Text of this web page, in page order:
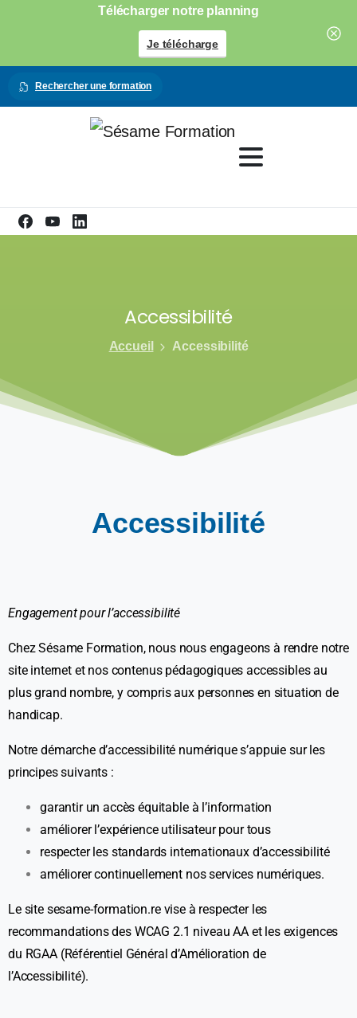
Télécharger notre planning
Je télécharge
Rechercher une formation
Accessibilité
Accueil Accessibilité
Accessibilité
Engagement pour l’accessibilité
Chez Sésame Formation, nous nous engageons à rendre notre
site internet et nos contenus pédagogiques accessibles au
plus grand nombre, y compris aux personnes en situation de
handicap.
Notre démarche d’accessibilité numérique s’appuie sur les
principes suivants :
garantir un accès équitable à l’information
améliorer l’expérience utilisateur pour tous
respecter les standards internationaux d’accessibilité
améliorer continuellement nos services numériques.
Le site sesame-formation.re vise à respecter les
recommandations des WCAG 2.1 niveau AA et les exigences
du RGAA (Référentiel Général d’Amélioration de
l’Accessibilité).